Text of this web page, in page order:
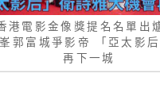
港電影金像獎提名名單出
郭富城爭影帝 「亞太影
再下一城